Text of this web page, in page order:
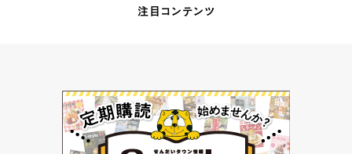
注目コンテンツ